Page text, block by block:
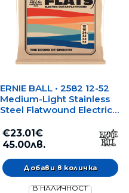
ERNIE BALL • 2582 12-52
Medium-Light Stainless
Steel Flatwound Electric
за електрическа
китара
€23.01€
45.00лв.
В НАЛИЧНОСТ